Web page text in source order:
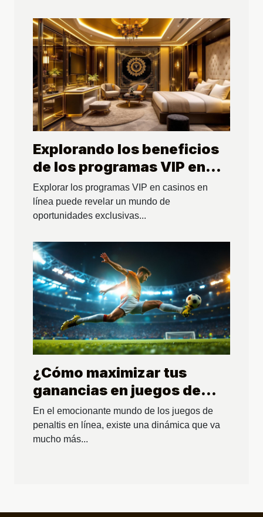
Explorando los beneficios
de los programas VIP en
casinos en línea
Explorar los programas VIP en casinos en
línea puede revelar un mundo de
oportunidades exclusivas...
¿Cómo maximizar tus
ganancias en juegos de
penaltis en línea?
En el emocionante mundo de los juegos de
penaltis en línea, existe una dinámica que va
mucho más...